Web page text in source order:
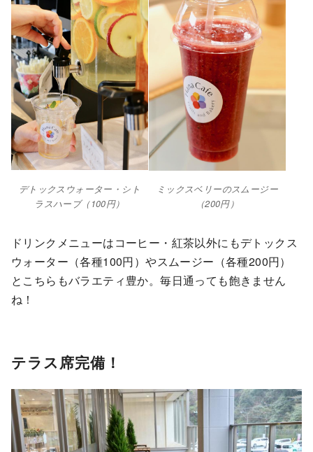
デトックスウォーター・シト
ラスハーブ（100円）
ミックスベリーのスムージー
（200円）
ドリンクメニューはコーヒー・紅茶以外にもデトックス
ウォーター（各種100円）やスムージー（各種200円）
とこちらもバラエティ豊か。毎日通っても飽きません
ね！
テラス席完備！